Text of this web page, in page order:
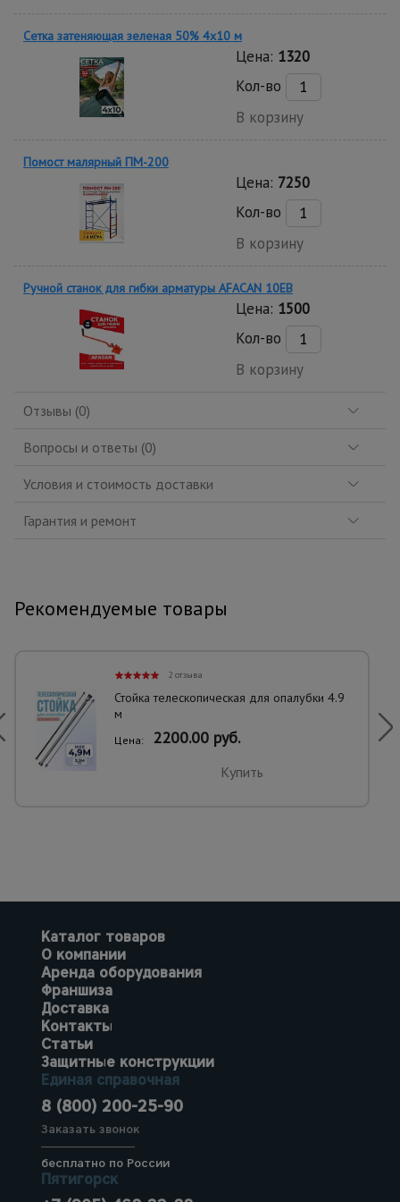
Сетка затеняющая зеленая 50% 4х10 м
Цена: 1320
Кол-во
В корзину
Помост малярный ПМ-200
Цена: 7250
Кол-во
В корзину
Ручной станок для гибки арматуры AFACAN 10EB
Цена: 1500
Кол-во
В корзину
Отзывы (0)
Вопросы и ответы (0)
Условия и стоимость доставки
Гарантия и ремонт
Рекомендуемые товары
2 отзыва
Стойка телескопическая для опалубки 4.9
м
Цена: 2200.00 руб.
Купить
Каталог товаров
О компании
Аренда оборудования
Франшиза
Доставка
Контакты
Статьи
Защитные конструкции
Единая справочная
8 (800) 200-25-90
Заказать звонок
бесплатно по России
Пятигорск